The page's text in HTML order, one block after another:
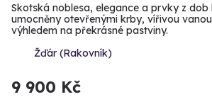
Skotská noblesa, elegance a prvky z
umocněny otevřenými krby, vířivou
výhledem na překrásné pastviny.
Žďár (Rakovník)
9 900 Kč